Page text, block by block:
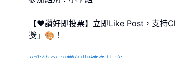
【❤️讚好即投票】立即Like Post，支持
獎」🎨！